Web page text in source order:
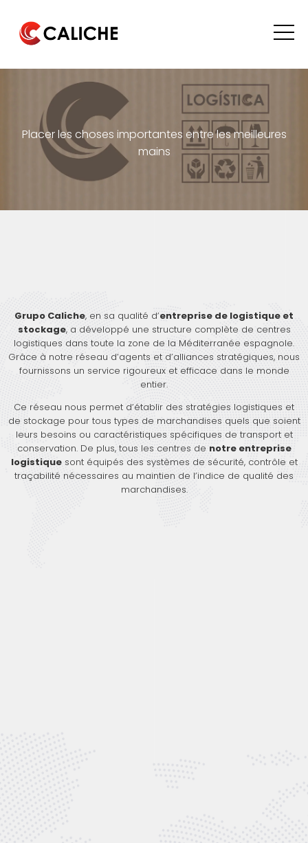
Placer les choses importantes entre les meilleures
mains
Grupo Caliche, en sa qualité d’entreprise de logistique et
stockage, a développé une structure complète de centres
logistiques dans toute la zone de la Méditerranée espagnole.
Grâce à notre réseau d’agents et d’alliances stratégiques, nous
fournissons un service rigoureux et efficace dans le monde
entier.
Ce réseau nous permet d’établir des stratégies logistiques et
de stockage pour tous types de marchandises quels que soient
leurs besoins ou caractéristiques spécifiques de transport et
conservation. De plus, tous les centres de notre entreprise
logistiquesont équipés des systèmes de sécurité, contrôle et
traçabilité nécessaires au maintien de l’indice de qualité des
marchandises.